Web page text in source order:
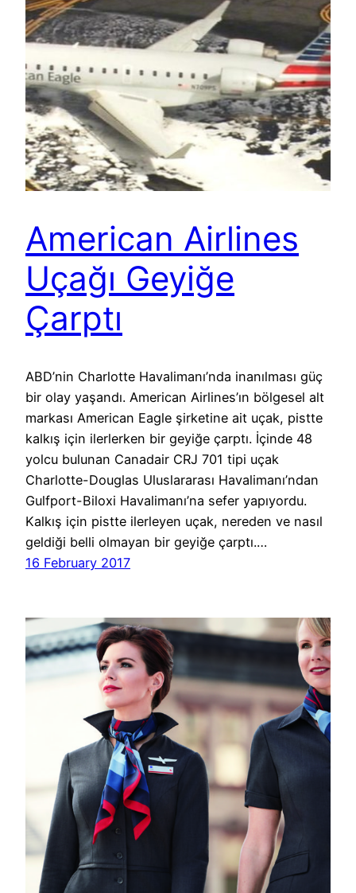
American Airlines
Uçağı Geyiğe
Çarptı
ABD’nin Charlotte Havalimanı’nda inanılması güç
bir olay yaşandı. American Airlines’ın bölgesel alt
markası American Eagle şirketine ait uçak, pistte
kalkış için ilerlerken bir geyiğe çarptı. İçinde 48
yolcu bulunan Canadair CRJ 701 tipi uçak
Charlotte-Douglas Uluslararası Havalimanı’ndan
Gulfport-Biloxi Havalimanı’na sefer yapıyordu.
Kalkış için pistte ilerleyen uçak, nereden ve nasıl
geldiği belli olmayan bir geyiğe çarptı.…
16 February 2017